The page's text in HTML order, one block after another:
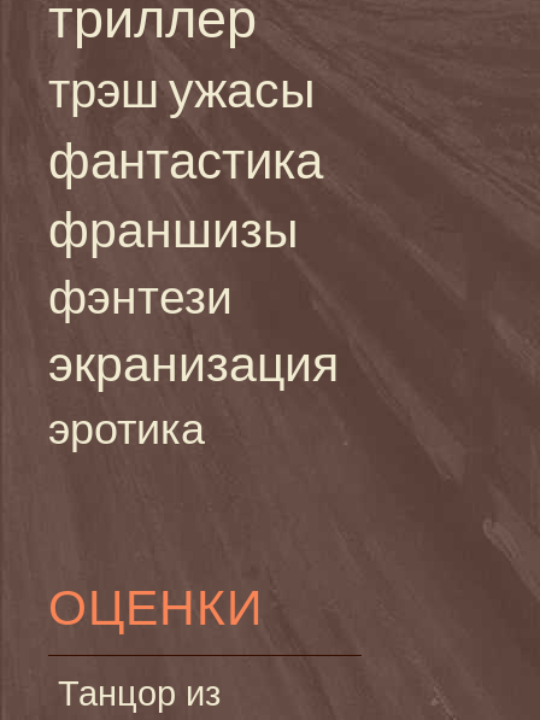
триллер
трэш ужасы
фантастика
франшизы
фэнтези
экранизация
эротика
ОЦЕНКИ
Танцор из